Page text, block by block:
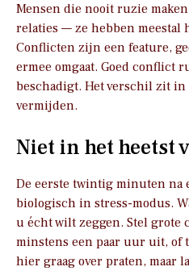
Mensen die nooit ruzie
relaties — ze hebben meestal
Conflicten zijn een feature,
ermee omgaat. Goed conflict
beschadigt. Het verschil zit
vermijden.
Niet in het heetst
De eerste twintig minuten na
biologisch in stress-modus.
u écht wilt zeggen. Stel grote
minstens een paar uur uit, of
hier graag over praten, maar